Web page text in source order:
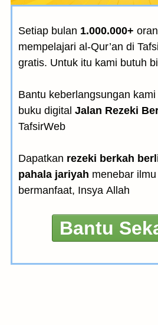
Setiap bulan 1.000.000+
mempelajari al-Qur’an di
gratis. Untuk itu kami butuh
Bantu keberlangsungan
buku digital Jalan Rezeki
TafsirWeb
Dapatkan rezeki berkah
pahala jariyah menebar ilmu
bermanfaat, Insya Allah
Bantu